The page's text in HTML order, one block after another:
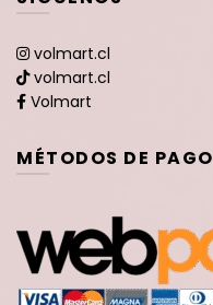
volmart.cl
volmart.cl
Volmart
MÉTODOS DE PAGO